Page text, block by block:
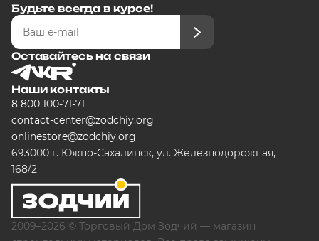
Будьте всегда в курсе!
Оставайтесь на связи
Наши контакты
8 800 100-71-71
contact-center@zodchiy.org
onlinestore@zodchiy.org
693000 г. Южно-Сахалинск, ул. Железнодорожная,
168/2
2009–2026 © Торговый Дом Зодчий — магазин